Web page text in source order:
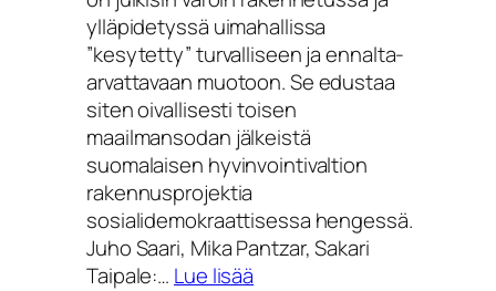
ylläpidetyssä uimahallissa
”kesytetty” turvalliseen ja ennalta-
arvattavaan muotoon. Se edustaa
siten oivallisesti toisen
maailmansodan jälkeistä
suomalaisen hyvinvointivaltion
rakennusprojektia
sosialidemokraattisessa hengessä.
Juho Saari, Mika Pantzar, Sakari
Taipale:… Lue lisää